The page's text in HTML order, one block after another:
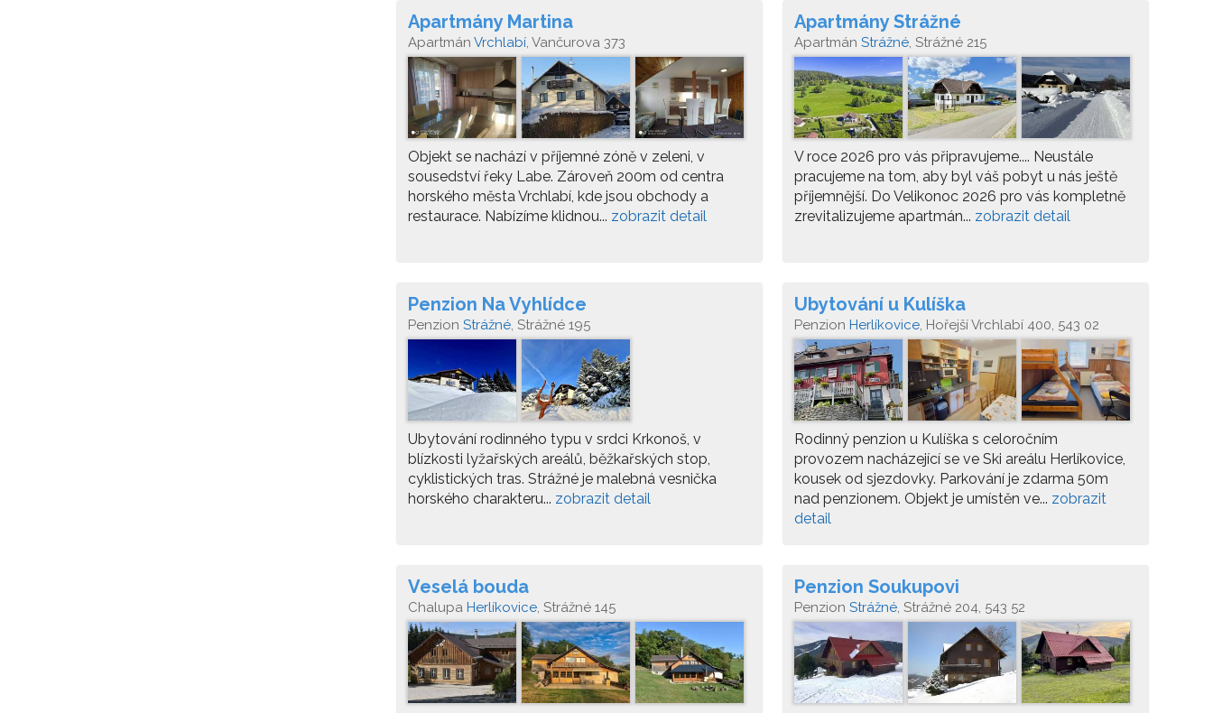
Apartmány Martina
Apartmán Vrchlabí, Vančurova 373
Objekt se nachází v příjemné zóně v zeleni, v
sousedství řeky Labe. Zároveň 200m od centra
horského města Vrchlabí, kde jsou obchody a
restaurace. Nabízíme klidnou... zobrazit detail
Apartmány Strážné
Apartmán Strážné, Strážné 215
V roce 2026 pro vás připravujeme.... Neustále
pracujeme na tom, aby byl váš pobyt u nás ještě
příjemnější. Do Velikonoc 2026 pro vás kompletně
zrevitalizujeme apartmán... zobrazit detail
Penzion Na Vyhlídce
Penzion Strážné, Strážné 195
Ubytování rodinného typu v srdci Krkonoš, v
blízkosti lyžařských areálů, běžkařských stop,
cyklistických tras. Strážné je malebná vesnička
horského charakteru... zobrazit detail
Ubytování u Kulíška
Penzion Herlíkovice, Hořejší Vrchlabí 400, 543 02
Vrchlabí
Rodinný penzion u Kulíška s celoročním
provozem nacházející se ve Ski areálu Herlíkovice,
kousek od sjezdovky. Parkování je zdarma 50m
nad penzionem. Objekt je umístěn ve... zobrazit
detail
Veselá bouda
Chalupa Herlíkovice, Strážné 145
Penzion Soukupovi
Penzion Strážné, Strážné 204, 543 52